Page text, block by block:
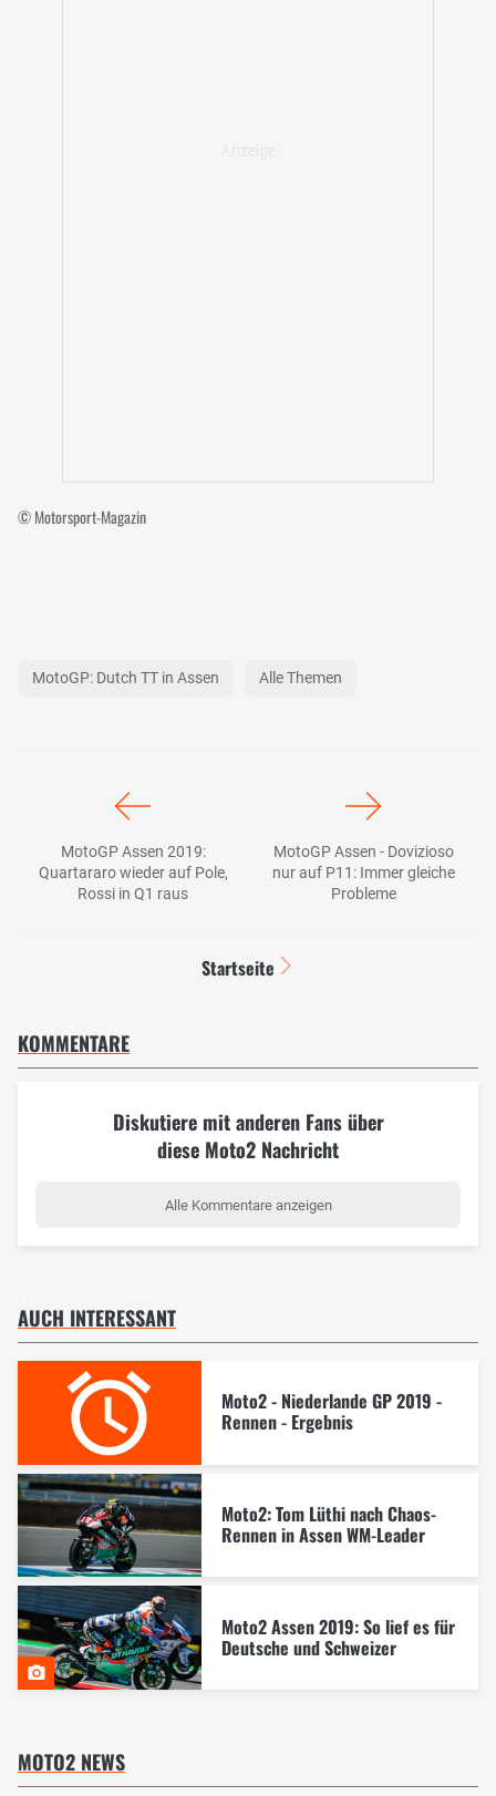
© Motorsport-Magazin
MotoGP: Dutch TT in Assen Alle Themen
MotoGP Assen 2019:
Quartararo wieder auf Pole,
Rossi in Q1 raus
MotoGP Assen - Dovizioso
nur auf P11: Immer gleiche
Probleme
Startseite
KOMMENTARE
Diskutiere mit anderen Fans über
diese Moto2 Nachricht
Alle Kommentare anzeigen
AUCH INTERESSANT
Moto2 - Niederlande GP 2019 -
Rennen - Ergebnis
Moto2: Tom Lüthi nach Chaos-
Rennen in Assen WM-Leader
Moto2 Assen 2019: So lief es für
Deutsche und Schweizer
MOTO2 NEWS